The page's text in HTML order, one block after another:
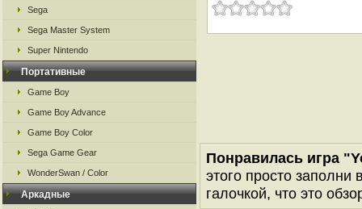
Sega
Sega Master System
Super Nintendo
Портативные
Game Boy
Game Boy Advance
Game Boy Color
Sega Game Gear
WonderSwan / Color
Аркадные
Понравилась игра
этого просто заполни
галочкой, что это